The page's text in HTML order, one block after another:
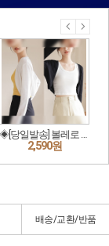
배송/교환/반품